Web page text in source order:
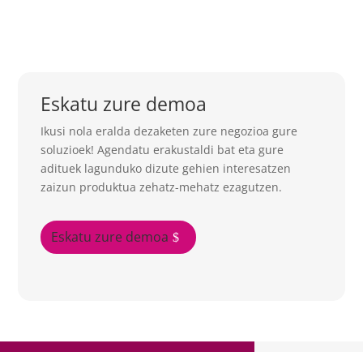
Eskatu zure demoa
Ikusi nola eralda dezaketen zure negozioa gure
soluzioek! Agendatu erakustaldi bat eta gure
adituek lagunduko dizute gehien interesatzen
zaizun produktua zehatz-mehatz ezagutzen.
Eskatu zure demoa